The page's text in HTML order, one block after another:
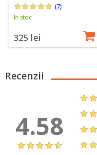
(7)
În stoc
325 lei
Recenzii
4.58